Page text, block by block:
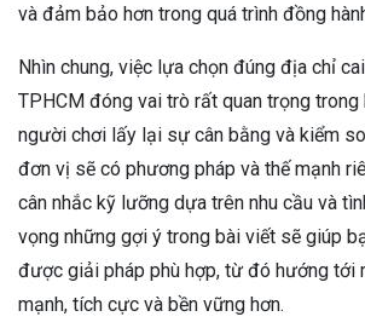
và đảm bảo hơn trong quá trình đồng
Nhìn chung, việc lựa chọn đúng địa chỉ
TPHCM đóng vai trò rất quan trọng trong
người chơi lấy lại sự cân bằng và kiểm
đơn vị sẽ có phương pháp và thế mạnh
cân nhắc kỹ lưỡng dựa trên nhu cầu và
vọng những gợi ý trong bài viết sẽ giúp
được giải pháp phù hợp, từ đó hướng tới
mạnh, tích cực và bền vững hơn.